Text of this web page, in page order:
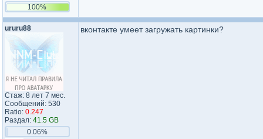
100%
ururu88
Стаж: 8 лет 7 мес.
Сообщений: 530
Ratio: 0.247
Раздал: 41.5 GB
0.06%
вконтакте умеет загружать картинки?